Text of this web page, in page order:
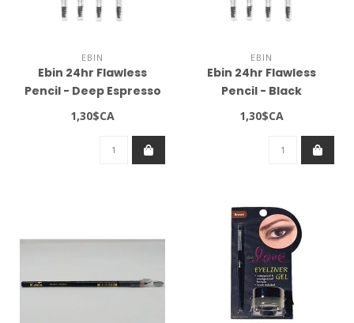
EBIN
Ebin 24hr Flawless
Pencil - Deep Espresso
1,30$CA
EBIN
Ebin 24hr Flawless
Pencil - Black
1,30$CA